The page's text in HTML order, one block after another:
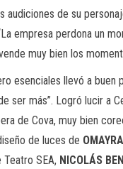
de su
empresa perdona un
muy bien los
esenciales llevó a
ser más”. Logró lucir
de Cova, muy bien
de luces de OMAYRA
SEA, NICOLÁS